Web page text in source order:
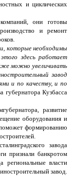
и циклических
они готовы
и ремонт
которые необходимы
здесь работает
можно увеличивать
завод
и по качеству, и по
губернатора Кузбасса
развитие
оборудования и
поможет формированию
завода
признали банкротом
региональные власти
завод.